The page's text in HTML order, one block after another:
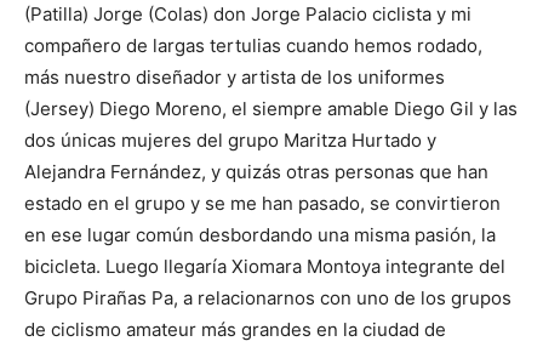
(Patilla) Jorge (Colas) don Jorge Palacio ciclista y mi
compañero de largas tertulias cuando hemos rodado,
más nuestro diseñador y artista de los uniformes
(Jersey) Diego Moreno, el siempre amable Diego Gil y las
dos únicas mujeres del grupo Maritza Hurtado y
Alejandra Fernández, y quizás otras personas que han
estado en el grupo y se me han pasado, se convirtieron
en ese lugar común desbordando una misma pasión, la
bicicleta. Luego llegaría Xiomara Montoya integrante del
Grupo Pirañas Pa, a relacionarnos con uno de los grupos
de ciclismo amateur más grandes en la ciudad de